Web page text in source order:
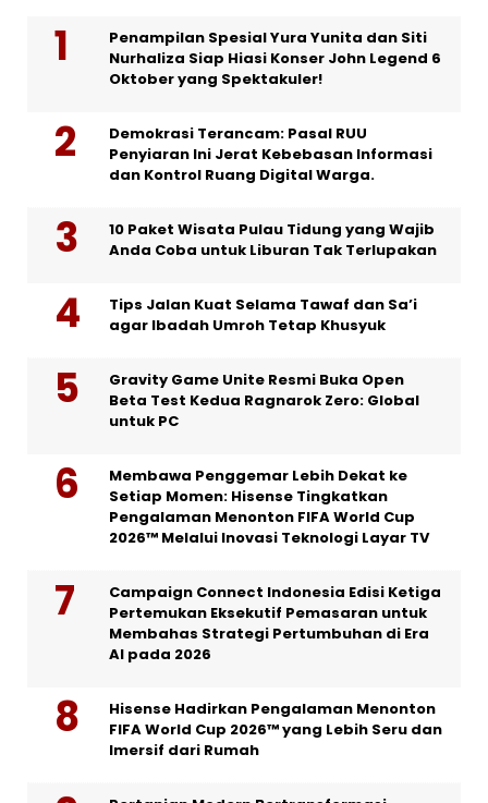
Penampilan Spesial Yura Yunita dan Siti
Nurhaliza Siap Hiasi Konser John Legend 6
Oktober yang Spektakuler!
Demokrasi Terancam: Pasal RUU
Penyiaran Ini Jerat Kebebasan Informasi
dan Kontrol Ruang Digital Warga.
10 Paket Wisata Pulau Tidung yang Wajib
Anda Coba untuk Liburan Tak Terlupakan
Tips Jalan Kuat Selama Tawaf dan Sa’i
agar Ibadah Umroh Tetap Khusyuk
Gravity Game Unite Resmi Buka Open
Beta Test Kedua Ragnarok Zero: Global
untuk PC
Membawa Penggemar Lebih Dekat ke
Setiap Momen: Hisense Tingkatkan
Pengalaman Menonton FIFA World Cup
2026™ Melalui Inovasi Teknologi Layar TV
Campaign Connect Indonesia Edisi Ketiga
Pertemukan Eksekutif Pemasaran untuk
Membahas Strategi Pertumbuhan di Era
AI pada 2026
Hisense Hadirkan Pengalaman Menonton
FIFA World Cup 2026™ yang Lebih Seru dan
Imersif dari Rumah